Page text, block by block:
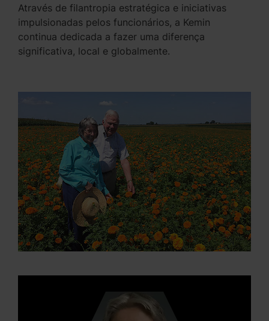
Através de filantropia estratégica e iniciativas
impulsionadas pelos funcionários, a Kemin
continua dedicada a fazer uma diferença
significativa, local e globalmente.